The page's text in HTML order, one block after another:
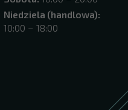
Niedziela (handlowa):
10:00 – 18:00